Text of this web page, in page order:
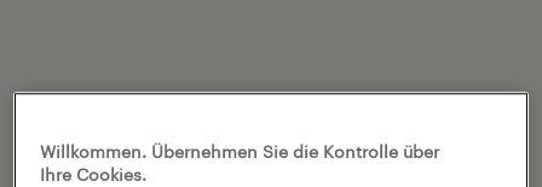
Willkommen. Übernehmen Sie die Kontrolle über
Ihre Cookies.